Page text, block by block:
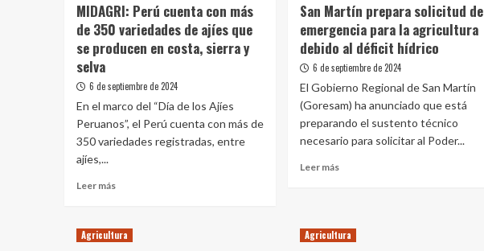
Angel
Manero
participó
Nacional
con
Organizaciones
de
Agua
la
población
prácticas
responsables
para
evitar
incendios
MIDAGRI: Perú cuenta con más
de 350 variedades de ajíes que
se producen en costa, sierra y
selva
6 de septiembre de 2024
En el marco del “Día de los Ajíes
Peruanos”, el Perú cuenta con más de
350 variedades registradas, entre
ajíes,...
Leer másLeer
MIDAGRI:
Perú
San Martín prepara solicitud de
emergencia para la agricultura
debido al déficit hídrico
6 de septiembre de 2024
El Gobierno Regional de San Martín
(Goresam) ha anunciado que está
preparando el sustento técnico
necesario para solicitar al Poder...
Leer más
Martín
prepara
Agricultura Agricultura